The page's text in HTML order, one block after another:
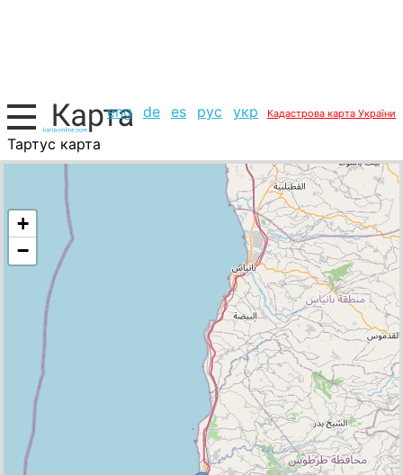
eng de es рус укр Кадастрова карта України
Тартус карта
Сирія, список міст
+
−